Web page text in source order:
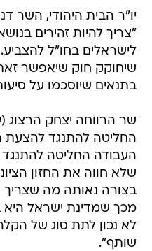
יו"ר הבית היהודי, השר
"צריך להיות זהירים
לישראלים בחו"ל
שיחוקק חוק שיאפשר
בתנאים שיוסכמו על
שר הרווחה יצחק הרצוג
החליטה להתנגד להצעת
העבודה החליטה להתנגד
שלא חווה את החזון
בצורה נאותה מה
מכך שמדינת ישראל היא
לא נכון לתת סוג של
שותף".